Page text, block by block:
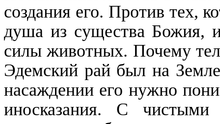
создания его. Против тех,
душа из существа Божия,
силы животных. Почему
Эдемский рай был на
насаждении его нужно
иносказания. С чистыми